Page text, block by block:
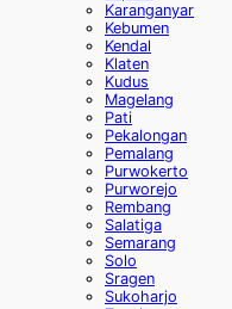
Karanganyar
Kebumen
Kendal
Klaten
Kudus
Magelang
Pati
Pekalongan
Pemalang
Purwokerto
Purworejo
Rembang
Salatiga
Semarang
Solo
Sragen
Sukoharjo